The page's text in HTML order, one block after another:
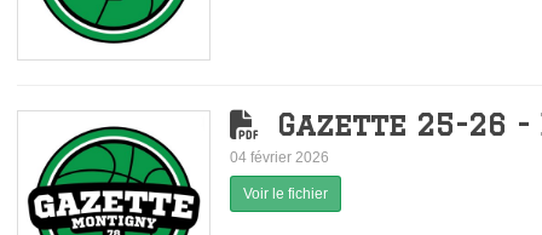
Gazette 25-26 -
04 février 2026
Voir le fichier